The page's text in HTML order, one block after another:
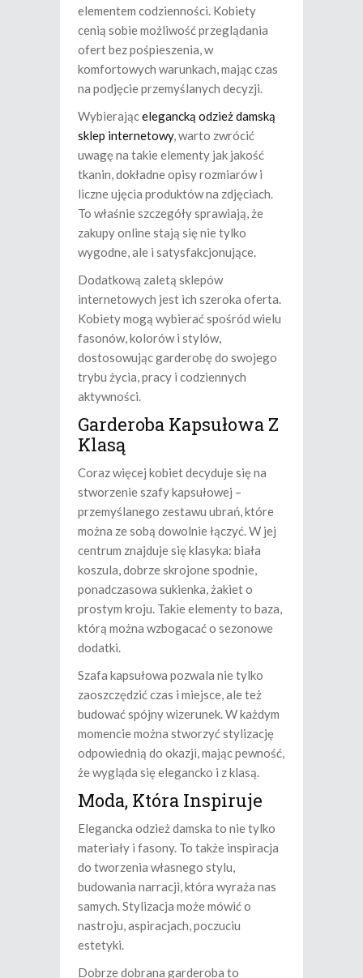
elementem codzienności. Kobiety
cenią sobie możliwość przeglądania
ofert bez pośpieszenia, w
komfortowych warunkach, mając czas
na podjęcie przemyślanych decyzji.
Wybierającelegancką odzież damską
sklep internetowy, warto zwrócić
uwagę na takie elementy jak jakość
tkanin, dokładne opisy rozmiarów i
liczne ujęcia produktów na zdjęciach.
To właśnie szczegóły sprawiają, że
zakupy online stają się nie tylko
wygodne, ale i satysfakcjonujące.
Dodatkową zaletą sklepów
internetowych jest ich szeroka oferta.
Kobiety mogą wybierać spośród wielu
fasonów, kolorów i stylów,
dostosowując garderobę do swojego
trybu życia, pracy i codziennych
aktywności.
Garderoba Kapsułowa Z
Klasą
Coraz więcej kobiet decyduje się na
stworzenie szafy kapsułowej –
przemyślanego zestawu ubrań, które
można ze sobą dowolnie łączyć. W jej
centrum znajduje się klasyka: biała
koszula, dobrze skrojone spodnie,
ponadczasowa sukienka, żakiet o
prostym kroju. Takie elementy to baza,
którą można wzbogacać o sezonowe
dodatki.
Szafa kapsułowa pozwala nie tylko
zaoszczędzić czas i miejsce, ale też
budować spójny wizerunek. W każdym
momencie można stworzyć stylizację
odpowiednią do okazji, mając pewność,
że wygląda się elegancko i z klasą.
Moda, Która Inspiruje
Elegancka odzież damska to nie tylko
materiały i fasony. To także inspiracja
do tworzenia własnego stylu,
budowania narracji, która wyraża nas
samych. Stylizacja może mówić o
nastroju, aspiracjach, poczuciu
estetyki.
Dobrze dobrana garderoba to